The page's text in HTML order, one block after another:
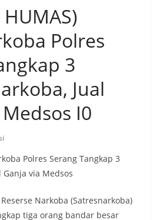
HUMAS)
Polres
3
Jual
I0
Polres Serang Tangkap 3
Ganja via Medsos
Narkoba (Satresnarkoba)
tiga orang bandar besar